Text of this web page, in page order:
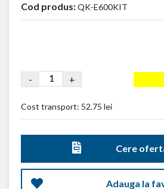
Cod produs:QK-E600KIT
- +
Cost transport: 52.75 lei
Cere
Adauga la